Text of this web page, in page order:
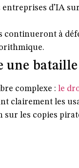
entreprises d’IA
continueront à
une bataille
complexe : le
clairement les
les copies